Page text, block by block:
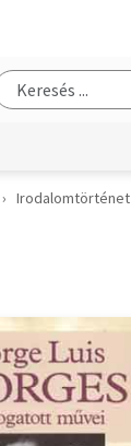
Irodalomtörténet